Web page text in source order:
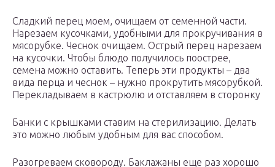
Сладкий перец моем, очищаем от семенной части.
Нарезаем кусочками, удобными для прокручивания в
мясорубке. Чеснок очищаем. Острый перец нарезаем
на кусочки. Чтобы блюдо получилось поострее,
семена можно оставить. Теперь эти продукты – два
вида перца и чеснок – нужно прокрутить мясорубкой.
Перекладываем в кастрюлю и отставляем в сторонку
Банки с крышками ставим на стерилизацию. Делать
это можно любым удобным для вас способом.
Разогреваем сковороду. Баклажаны еще раз хорошо